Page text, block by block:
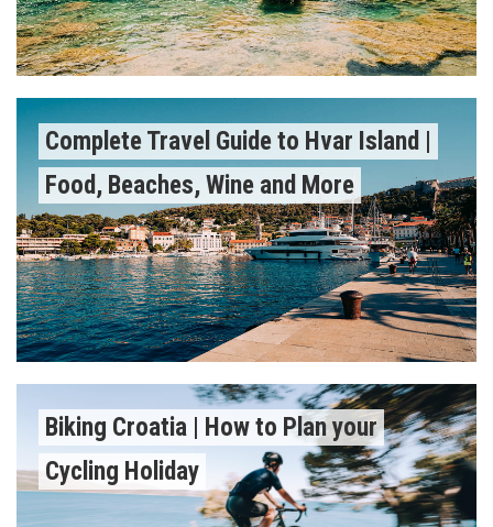
Complete Travel Guide to Hvar Island |
Food, Beaches, Wine and More
Biking Croatia | How to Plan your
Cycling Holiday